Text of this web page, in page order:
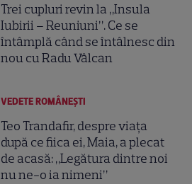
Trei cupluri revin la „Insula
Iubirii – Reuniuni”. Ce se
întâmplă când se întâlnesc din
nou cu Radu Vâlcan
VEDETE ROMÂNEŞTI
Teo Trandafir, despre viața
după ce fiica ei, Maia, a plecat
de acasă: „Legătura dintre noi
nu ne-o ia nimeni”